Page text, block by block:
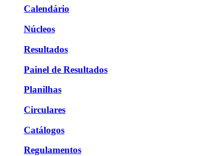
Calendário
Núcleos
Resultados
Painel de Resultados
Planilhas
Circulares
Catálogos
Regulamentos